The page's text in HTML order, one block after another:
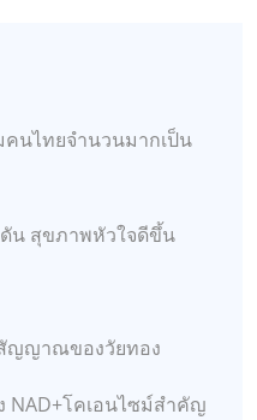
คนไทยจำนวนมากเป็น
น สุขภาพหัวใจดีขึ้น
ญญาณของวัยทอง
NAD+โคเอนไซม์สำคัญ